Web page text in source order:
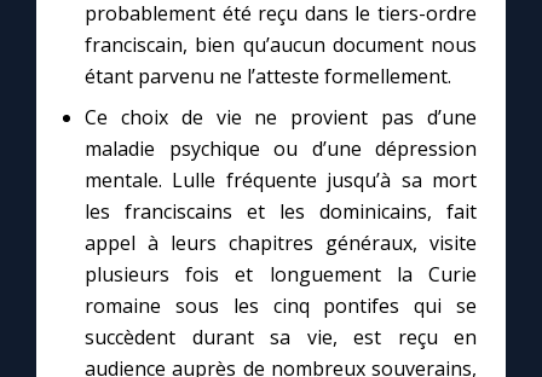
probablement été reçu dans le tiers-ordre
franciscain, bien qu’aucun document nous
étant parvenu ne l’atteste formellement.
Ce choix de vie ne provient pas d’une
maladie psychique ou d’une dépression
mentale. Lulle fréquente jusqu’à sa mort
les franciscains et les dominicains, fait
appel à leurs chapitres généraux, visite
plusieurs fois et longuement la Curie
romaine sous les cinq pontifes qui se
succèdent durant sa vie, est reçu en
audience auprès de nombreux souverains,